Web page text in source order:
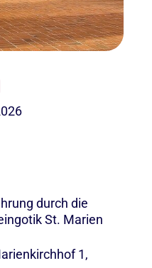
durch die
St. Marien
1,